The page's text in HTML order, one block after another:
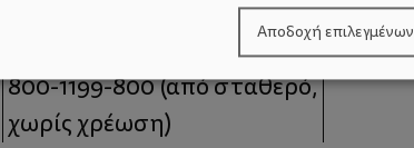
Τηλέφωνο Επικοινωνίας:
800-1199-800(από σταθερό,
χωρίς χρέωση)
Αποδοχή επιλεγμένων